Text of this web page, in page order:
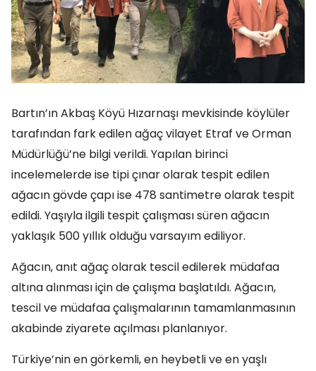
Bartın’ın Akbaş Köyü Hızarnaşı mevkisinde köylüler
tarafından fark edilen ağaç vilayet Etraf ve Orman
Müdürlüğü’ne bilgi verildi. Yapılan birinci
incelemelerde ise tipi çınar olarak tespit edilen
ağacın gövde çapı ise 478 santimetre olarak tespit
edildi. Yaşıyla ilgili tespit çalışması süren ağacın
yaklaşık 500 yıllık olduğu varsayım ediliyor.
Ağacın, anıt ağaç olarak tescil edilerek müdafaa
altına alınması için de çalışma başlatıldı. Ağacın,
tescil ve müdafaa çalışmalarının tamamlanmasının
akabinde ziyarete açılması planlanıyor.
Türkiye’nin en görkemli, en heybetli ve en yaşlı